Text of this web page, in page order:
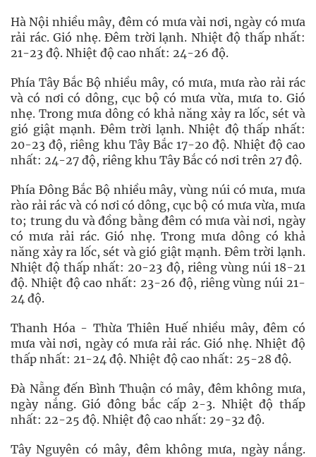
Hà Nội nhiều mây, đêm có mưa vài nơi, ngày có mưa
rải rác. Gió nhẹ. Đêm trời lạnh. Nhiệt độ thấp nhất:
21-23 độ. Nhiệt độ cao nhất: 24-26 độ.
Phía Tây Bắc Bộ nhiều mây, có mưa, mưa rào rải rác
và có nơi có dông, cục bộ có mưa vừa, mưa to. Gió
nhẹ. Trong mưa dông có khả năng xảy ra lốc, sét và
gió giật mạnh. Đêm trời lạnh. Nhiệt độ thấp nhất:
20-23 độ, riêng khu Tây Bắc 17-20 độ. Nhiệt độ cao
nhất: 24-27 độ, riêng khu Tây Bắc có nơi trên 27 độ.
Phía Đông Bắc Bộ nhiều mây, vùng núi có mưa, mưa
rào rải rác và có nơi có dông, cục bộ có mưa vừa, mưa
to; trung du và đồng bằng đêm có mưa vài nơi, ngày
có mưa rải rác. Gió nhẹ. Trong mưa dông có khả
năng xảy ra lốc, sét và gió giật mạnh. Đêm trời lạnh.
Nhiệt độ thấp nhất: 20-23 độ, riêng vùng núi 18-21
độ. Nhiệt độ cao nhất: 23-26 độ, riêng vùng núi 21-
24 độ.
Thanh Hóa - Thừa Thiên Huế nhiều mây, đêm có
mưa vài nơi, ngày có mưa rải rác. Gió nhẹ. Nhiệt độ
thấp nhất: 21-24 độ. Nhiệt độ cao nhất: 25-28 độ.
Đà Nẵng đến Bình Thuận có mây, đêm không mưa,
ngày nắng. Gió đông bắc cấp 2-3. Nhiệt độ thấp
nhất: 22-25 độ. Nhiệt độ cao nhất: 29-32 độ.
Tây Nguyên có mây, đêm không mưa, ngày nắng.